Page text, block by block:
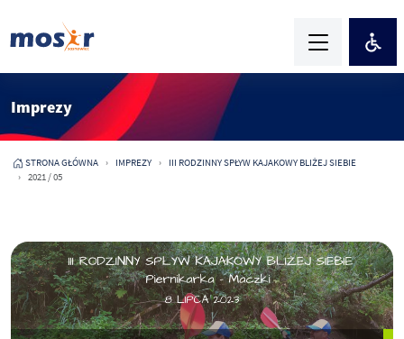
Imprezy
STRONA GŁÓWNA IMPREZY
III RODZINNY SPŁYW KAJAKOWY BLIŻEJ SIEBIE
2021 / 05